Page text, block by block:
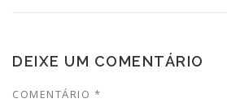
DEIXE UM COMENTÁRIO
COMENTÁRIO *